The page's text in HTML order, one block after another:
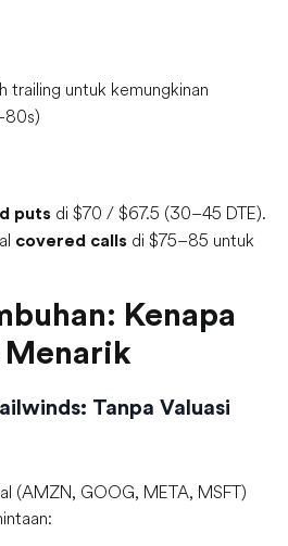
trailing untuk kemungkinan
80s)
puts di $70 / $67.5 (30–45 DTE).
covered calls di $75–85 untuk
Kenapa
Menarik
Tanpa Valuasi
(AMZN, GOOG, META, MSFT)